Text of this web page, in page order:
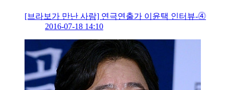
[브라보가 만난 사람] 연극연출가 이윤택 인터뷰-⓸
2016-07-18 14:10